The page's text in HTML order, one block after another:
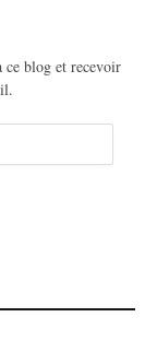
ce blog et recevoir